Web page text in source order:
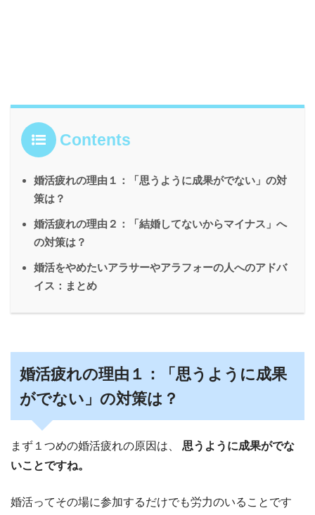
Contents
婚活疲れの理由１：「思うように成果がでない」の対
策は？
婚活疲れの理由２：「結婚してないからマイナス」へ
の対策は？
婚活をやめたいアラサーやアラフォーの人へのアドバ
イス：まとめ
婚活疲れの理由１：「思うように成果
がでない」の対策は？
まず１つめの婚活疲れの原因は、
思うように成果がでな
いことですね。
婚活ってその場に参加するだけでも労力のいることです